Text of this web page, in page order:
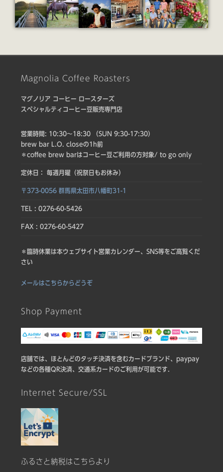
Magnolia Coffee Roasters
マグノリア コーヒー ロースターズ
スペシャルティコーヒー豆販売専門店
営業時間: 10:30〜18:30 （SUN 9:30-17:30）
brew bar L.O. closeの1h前
＊coffee brew barはコーヒー豆ご利用の方対象/ to go only
定休日： 毎週月曜（祝祭日もお休み）
〒373-0056 群馬県太田市八幡町31-1
TEL : 0276-60-5426
FAX : 0276-60-5427
＊臨時休業は本ウェブサイト営業カレンダー、SNS等をご高覧くだ
さい
メールはこちらからどうぞ
Shop Payment
店舗では、ほとんどのタッチ決済を含むカードブランド、paypay
などの各種QR決済、交通系カードのご利用が可能です.
Internet Secure/SSL
ふるさと納税はこちらより